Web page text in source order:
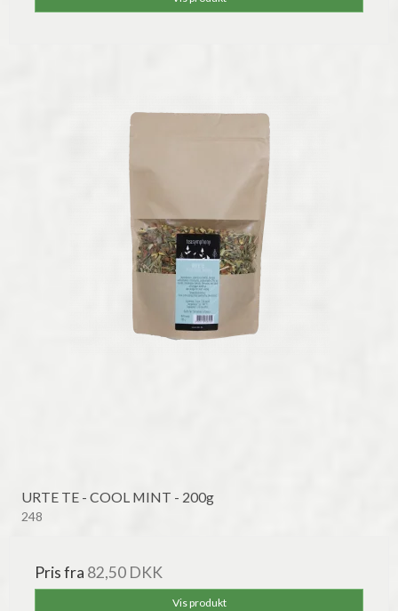
URTE TE - COOL MINT - 200g
248
Pris fra 82,50 DKK
Vis produkt